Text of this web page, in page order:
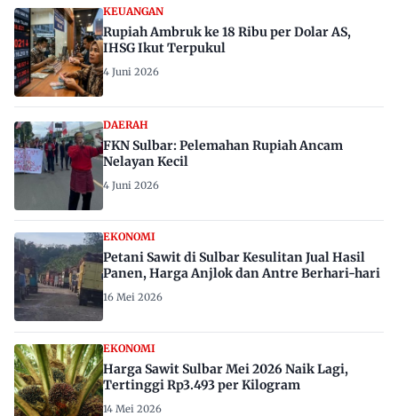
KEUANGAN
Rupiah Ambruk ke 18 Ribu per Dolar AS,
IHSG Ikut Terpukul
4 Juni 2026
DAERAH
FKN Sulbar: Pelemahan Rupiah Ancam
Nelayan Kecil
4 Juni 2026
EKONOMI
Petani Sawit di Sulbar Kesulitan Jual Hasil
Panen, Harga Anjlok dan Antre Berhari-hari
16 Mei 2026
EKONOMI
Harga Sawit Sulbar Mei 2026 Naik Lagi,
Tertinggi Rp3.493 per Kilogram
14 Mei 2026